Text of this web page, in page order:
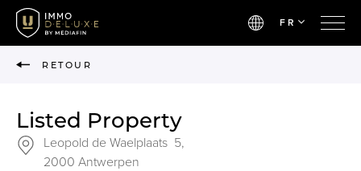
FR
RETOUR
Listed Property
Leopold de Waelplaats 5,
2000 Antwerpen